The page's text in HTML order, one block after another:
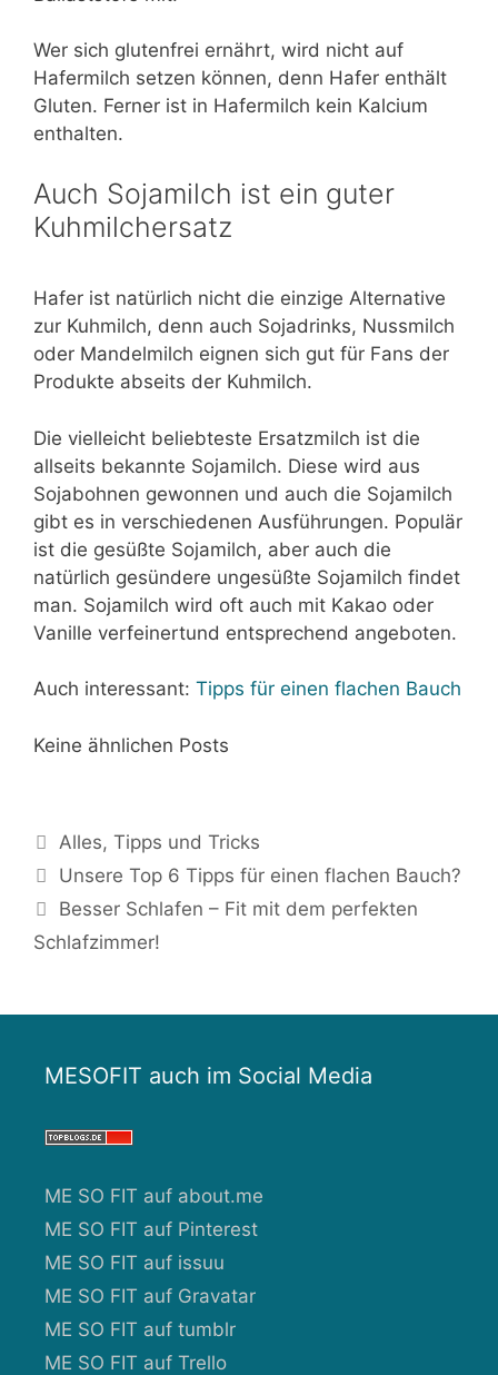
Wer sich glutenfrei ernährt, wird nicht auf
Hafermilch setzen können, denn Hafer enthält
Gluten. Ferner ist in Hafermilch kein Kalcium
enthalten.
Auch Sojamilch ist ein guter
Kuhmilchersatz
Hafer ist natürlich nicht die einzige Alternative
zur Kuhmilch, denn auch Sojadrinks, Nussmilch
oder Mandelmilch eignen sich gut für Fans der
Produkte abseits der Kuhmilch.
Die vielleicht beliebteste Ersatzmilch ist die
allseits bekannte Sojamilch. Diese wird aus
Sojabohnen gewonnen und auch die Sojamilch
gibt es in verschiedenen Ausführungen. Populär
ist die gesüßte Sojamilch, aber auch die
natürlich gesündere ungesüßte Sojamilch findet
man. Sojamilch wird oft auch mit Kakao oder
Vanille verfeinertund entsprechend angeboten.
Auch interessant: Tipps für einen flachen Bauch
Keine ähnlichen Posts
Kategorien
Alles,Tipps und Tricks
Beitrags-
Navigation
Unsere Top 6 Tipps für einen flachen Bauch?
Besser Schlafen – Fit mit dem perfekten
Schlafzimmer!
MESOFIT auch im Social Media
ME SO FIT auf about.me
ME SO FIT auf Pinterest
ME SO FIT auf issuu
ME SO FIT auf Gravatar
ME SO FIT auf tumblr
ME SO FIT auf Trello